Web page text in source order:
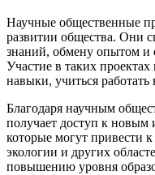
Научные общественные
развитии общества. Они
знаний, обмену опытом и
Участие в таких проектах
навыки, учиться
Благодаря научным
получает доступ к новым
которые могут привести
экологии и других
повышению уровня